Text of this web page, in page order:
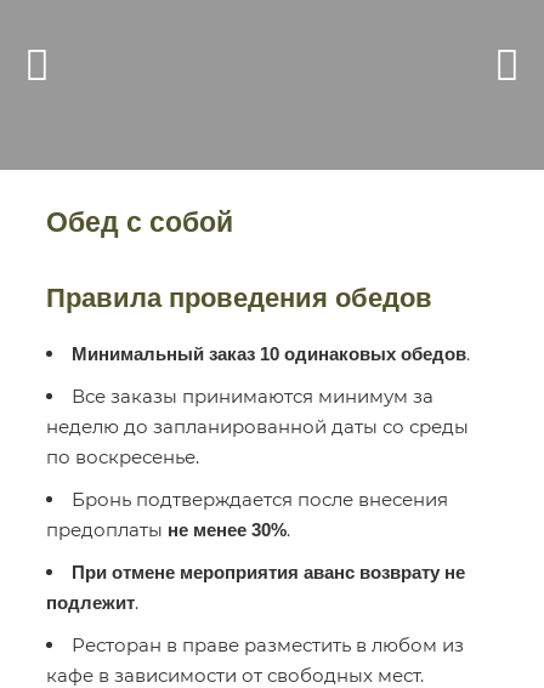
Обед с собой
Правила проведения обедов
Минимальный заказ 10 одинаковых обедов.
Все заказы принимаются минимум за
неделю до запланированной даты со среды
по воскресенье.
Бронь подтверждается после внесения
предоплаты не менее 30%.
При отмене мероприятия аванс возврату не
подлежит.
Ресторан в праве разместить в любом из
кафе в зависимости от свободных мест.